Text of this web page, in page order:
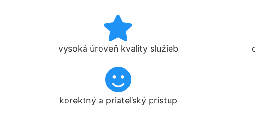
vysoká úroveň kvality služieb
korektný a priateľský prístup